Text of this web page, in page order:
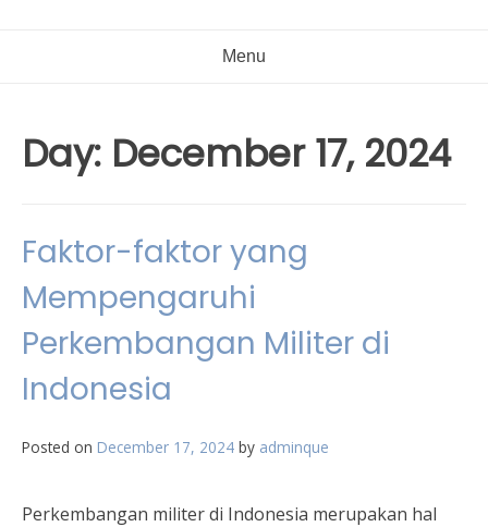
Menu
Day: December 17, 2024
Faktor-faktor yang
Mempengaruhi
Perkembangan Militer di
Indonesia
Posted on December 17, 2024 by adminque
Perkembangan militer di Indonesia merupakan hal